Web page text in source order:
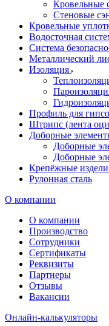
Кровельные
Стеновые
Кровельные
Водосточная
Система
Металлический
Изоляция
Профиль для
Штрипс (лента
Доборные
Доборные
Доборные
Крепёжные
Рулонная сталь
О компании
О компании
Производство
Сотрудники
Сертификаты
Реквизиты
Партнеры
Отзывы
Вакансии
Онлайн-калькуляторы